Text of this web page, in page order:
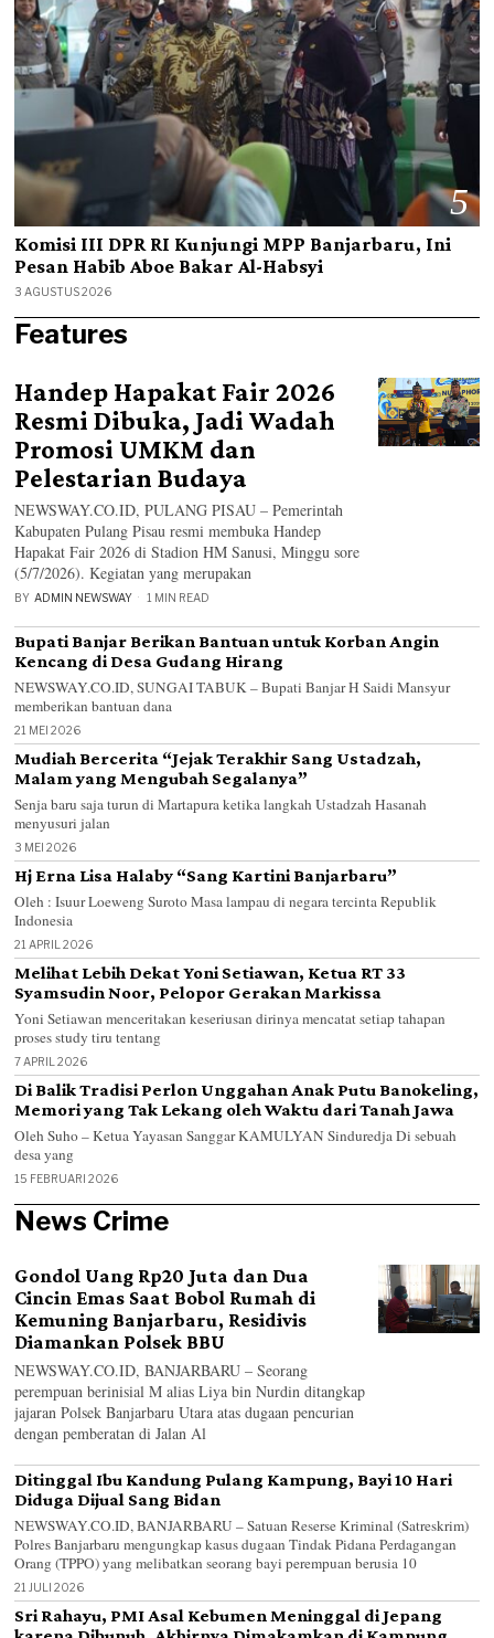
5
Komisi III DPR RI Kunjungi MPP Banjarbaru, Ini
Pesan Habib Aboe Bakar Al-Habsyi
3 AGUSTUS 2026
Features
Handep Hapakat Fair 2026
Resmi Dibuka, Jadi Wadah
Promosi UMKM dan
Pelestarian Budaya
NEWSWAY.CO.ID, PULANG PISAU – Pemerintah
Kabupaten Pulang Pisau resmi membuka Handep
Hapakat Fair 2026 di Stadion HM Sanusi, Minggu sore
(5/7/2026). Kegiatan yang merupakan
BY ADMIN NEWSWAY 1 MIN READ
Bupati Banjar Berikan Bantuan untuk Korban Angin
Kencang di Desa Gudang Hirang
NEWSWAY.CO.ID, SUNGAI TABUK – Bupati Banjar H Saidi Mansyur
memberikan bantuan dana
21 MEI 2026
Mudiah Bercerita “Jejak Terakhir Sang Ustadzah,
Malam yang Mengubah Segalanya”
Senja baru saja turun di Martapura ketika langkah Ustadzah Hasanah
menyusuri jalan
3 MEI 2026
Hj Erna Lisa Halaby “Sang Kartini Banjarbaru”
Oleh : Isuur Loeweng Suroto Masa lampau di negara tercinta Republik
Indonesia
21 APRIL 2026
Melihat Lebih Dekat Yoni Setiawan, Ketua RT 33
Syamsudin Noor, Pelopor Gerakan Markissa
Yoni Setiawan menceritakan keseriusan dirinya mencatat setiap tahapan
proses study tiru tentang
7 APRIL 2026
Di Balik Tradisi Perlon Unggahan Anak Putu Banokeling,
Memori yang Tak Lekang oleh Waktu dari Tanah Jawa
Oleh Suho – Ketua Yayasan Sanggar KAMULYAN Sinduredja Di sebuah
desa yang
15 FEBRUARI 2026
News Crime
Gondol Uang Rp20 Juta dan Dua
Cincin Emas Saat Bobol Rumah di
Kemuning Banjarbaru, Residivis
Diamankan Polsek BBU
NEWSWAY.CO.ID, BANJARBARU – Seorang
perempuan berinisial M alias Liya bin Nurdin ditangkap
jajaran Polsek Banjarbaru Utara atas dugaan pencurian
dengan pemberatan di Jalan Al
Ditinggal Ibu Kandung Pulang Kampung, Bayi 10 Hari
Diduga Dijual Sang Bidan
NEWSWAY.CO.ID, BANJARBARU – Satuan Reserse Kriminal (Satreskrim)
Polres Banjarbaru mengungkap kasus dugaan Tindak Pidana Perdagangan
Orang (TPPO) yang melibatkan seorang bayi perempuan berusia 10
21 JULI 2026
Sri Rahayu, PMI Asal Kebumen Meninggal di Jepang